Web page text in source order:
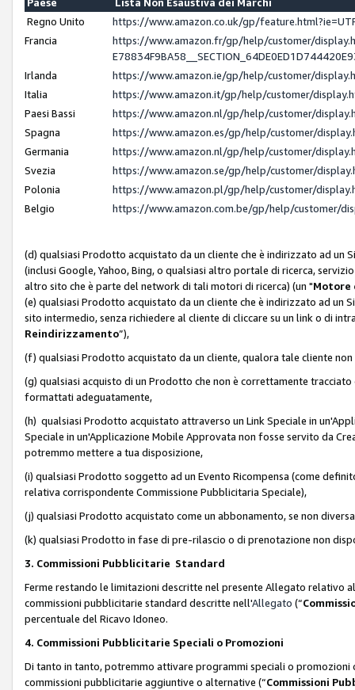
Regno Unito
https://www.amazon.co.uk/gp/
Francia
https://www.amazon.fr/gp/help/customer/
Irlanda
https://www.amazon.ie/gp/help/customer/
Italia
https://www.amazon.it/gp/help/customer/
Paesi Bassi
https://www.amazon.nl/gp/help/customer/
Spagna
https://www.amazon.es/gp/help/customer/
Germania
https://www.amazon.nl/gp/help/customer/
Svezia
https://www.amazon.se/gp/help/customer/
Polonia
https://www.amazon.pl/gp/help/customer/
Belgio
https://www.amazon.com.be/gp/help/customer/
(d) qualsiasi Prodotto acquistato da un cliente che è indirizzato ad un
(inclusi Google, Yahoo, Bing, o qualsiasi altro portale di ricerca,
altro sito che è parte del network di tali motori di ricerca) (un "Motore
(e) qualsiasi Prodotto acquistato da un cliente che è indirizzato ad un
sito intermedio, senza richiedere al cliente di cliccare su un link o di
Reindirizzamento”),
(f) qualsiasi Prodotto acquistato da un cliente, qualora tale cliente
(g) qualsiasi acquisto di un Prodotto che non è correttamente
formattati adeguatamente,
(h) qualsiasi Prodotto acquistato attraverso un Link Speciale in
Speciale in un'Applicazione Mobile Approvata non fosse servito da
potremmo mettere a tua disposizione,
(i) qualsiasi Prodotto soggetto ad un Evento Ricompensa (come
relativa corrispondente Commissione Pubblicitaria Speciale),
(j) qualsiasi Prodotto acquistato come un abbonamento, se non
(k) qualsiasi Prodotto in fase di pre-rilascio o di prenotazione non
3. Commissioni Pubblicitarie Standard
Ferme restando le limitazioni descritte nel presente Allegato relativo
commissioni pubblicitarie standard descritte nell'Allegato (“
percentuale del Ricavo Idoneo.
4. Commissioni Pubblicitarie Speciali o Promozioni
Di tanto in tanto, potremmo attivare programmi speciali o
commissioni pubblicitarie aggiuntive o alternative (“Commissioni